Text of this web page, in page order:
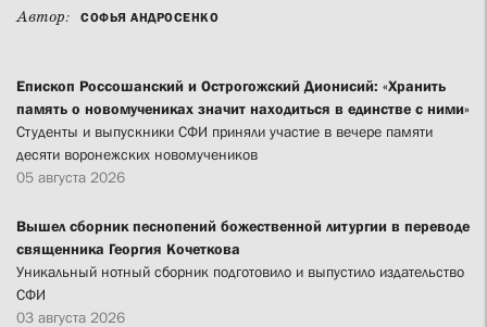
Автор: СОФЬЯ АНДРОСЕНКО
Епископ Россошанский и Острогожский Дионисий: «Хранить
память о новомучениках значит находиться в единстве с ними»
Студенты и выпускники СФИ приняли участие в вечере памяти
десяти воронежских новомучеников
05 августа 2026
Вышел сборник песнопений божественной литургии в переводе
священника Георгия Кочеткова
Уникальный нотный сборник подготовило и выпустило издательство
СФИ
03 августа 2026